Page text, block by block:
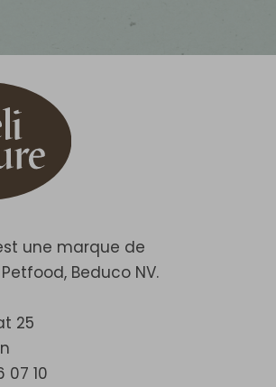
une marque de
Beduco NV.
25
07 10